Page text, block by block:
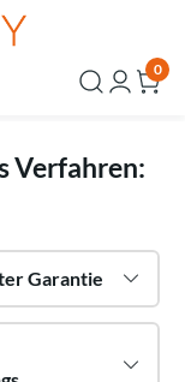
0
Verfahren:
Garantie